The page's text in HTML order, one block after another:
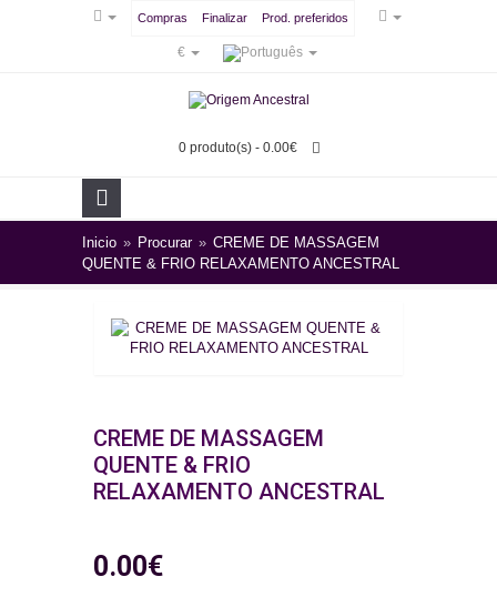
Compras Finalizar Prod. preferidos
€
0 produto(s) - 0.00€
Inicio » Procurar » CREME DE MASSAGEM
QUENTE & FRIO RELAXAMENTO ANCESTRAL
CREME DE MASSAGEM
QUENTE & FRIO
RELAXAMENTO ANCESTRAL
0.00€